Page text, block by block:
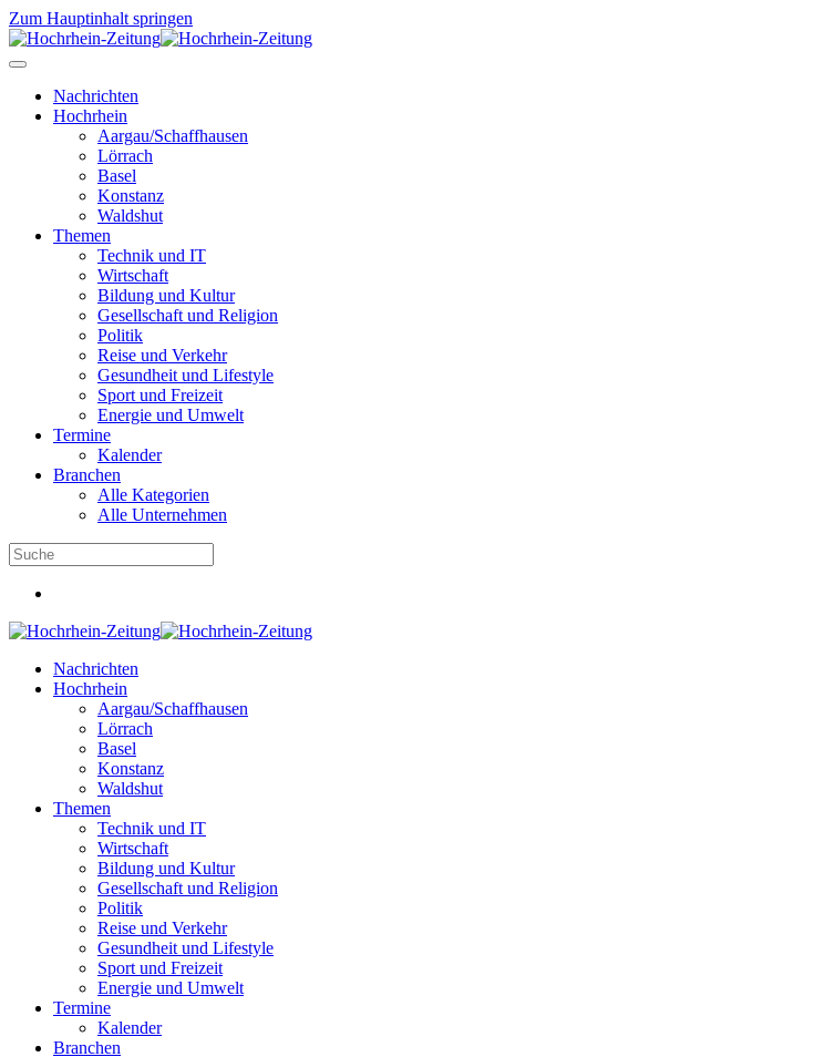
Zum Hauptinhalt springen
Nachrichten
Hochrhein
Aargau/Schaffhausen
Lörrach
Basel
Konstanz
Waldshut
Themen
Technik und IT
Wirtschaft
Bildung und Kultur
Gesellschaft und Religion
Politik
Reise und Verkehr
Gesundheit und Lifestyle
Sport und Freizeit
Energie und Umwelt
Termine
Kalender
Branchen
Alle Kategorien
Alle Unternehmen
Nachrichten
Hochrhein
Aargau/Schaffhausen
Lörrach
Basel
Konstanz
Waldshut
Themen
Technik und IT
Wirtschaft
Bildung und Kultur
Gesellschaft und Religion
Politik
Reise und Verkehr
Gesundheit und Lifestyle
Sport und Freizeit
Energie und Umwelt
Termine
Kalender
Branchen